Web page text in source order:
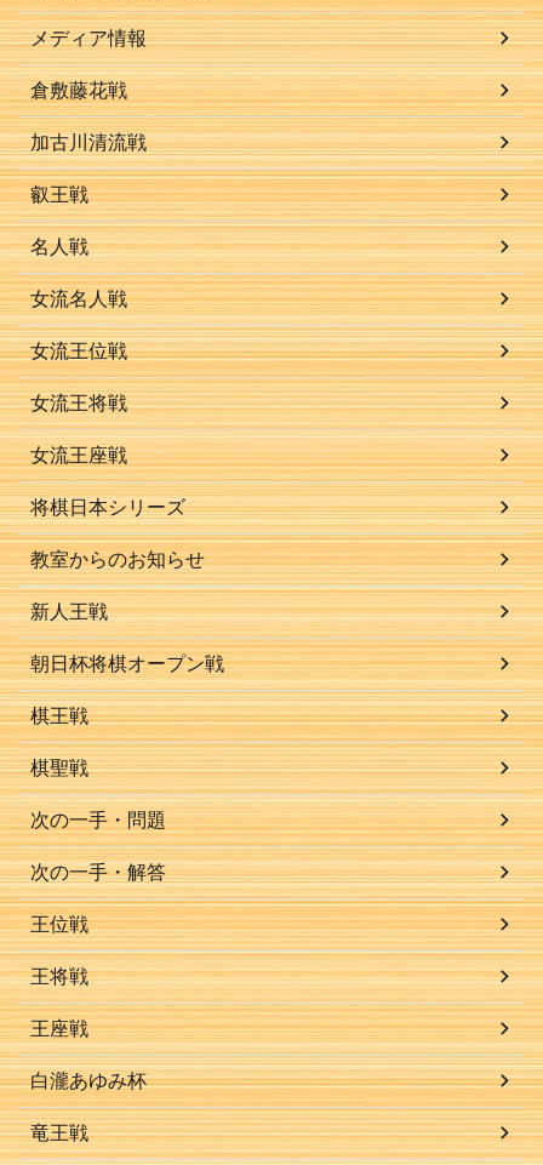
メディア情報
倉敷藤花戦
加古川清流戦
叡王戦
名人戦
女流名人戦
女流王位戦
女流王将戦
女流王座戦
将棋日本シリーズ
教室からのお知らせ
新人王戦
朝日杯将棋オープン戦
棋王戦
棋聖戦
次の一手・問題
次の一手・解答
王位戦
王将戦
王座戦
白瀧あゆみ杯
竜王戦